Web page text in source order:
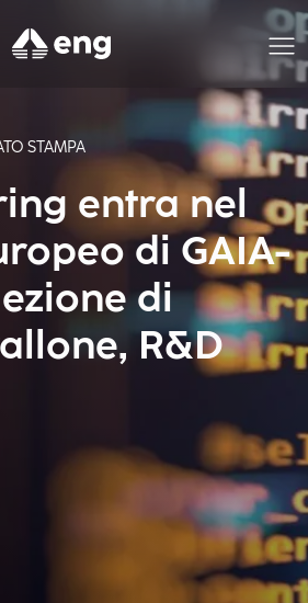
STAMPA
entra nel
di GAIA-
di
R&D